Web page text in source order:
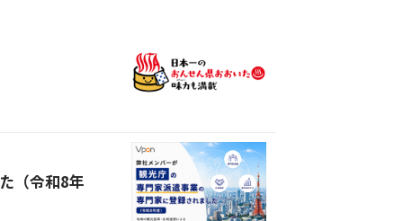
（令和8年